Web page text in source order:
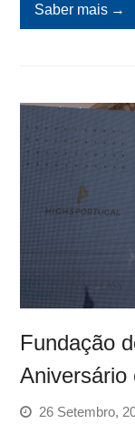
Saber mais →
Fundação
Aniversário
26 Setembro,